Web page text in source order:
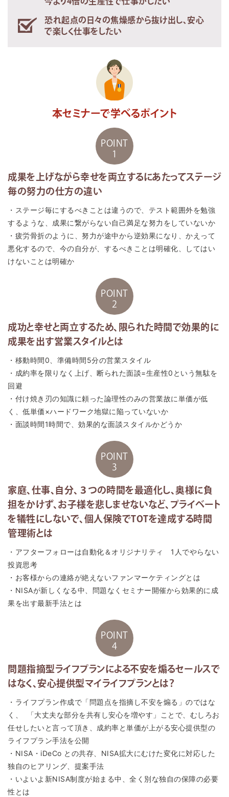
恐れ起点の日々の焦燥感から抜け出し、安心
で楽しく仕事をしたい
本セミナーで学べるポイント
POINT
1
成果を上げながら幸せを両立するにあたってステージ
毎の努力の仕方の違い
・ステージ毎にするべきことは違うので、テスト範囲外を勉強
するような、成果に繋がらない自己満足な努力をしていないか
・疲労骨折のように、努力が途中から逆効果になり、かえって
悪化するので、今の自分が、するべきことは明確化、してはい
けないことは明確か
POINT
2
成功と幸せと両立するため、限られた時間で効果的に
成果を出す営業スタイルとは
・移動時間0、準備時間5分の営業スタイル
・成約率を限りなく上げ、断られた面談=生産性0という無駄を
回避
・付け焼き刃の知識に頼った論理性のみの営業故に単価が低
く、低単価×ハードワーク地獄に陥っていないか
・面談時間1時間で、効果的な面談スタイルかどうか
POINT
3
家庭、仕事、自分、３つの時間を最適化し、奥様に負
担をかけず、お子様を悲しませないなど、プライベート
を犠牲にしないで、個人保険でTOTを達成する時間
管理術とは
・アフターフォローは自動化＆オリジナリティ 1人でやらない
投資思考
・お客様からの連絡が絶えないファンマーケティングとは
・NISAが新しくなる中、問題なくセミナー開催から効果的に成
果を出す最新手法とは
POINT
4
問題指摘型ライフプランによる不安を煽るセールスで
はなく、安心提供型マイライフプランとは？
・ライフプラン作成で「問題点を指摘し不安を煽る」のではな
く、 「大丈夫な部分を共有し安心を増やす」ことで、むしろお
任せしたいと言って頂き、成約率と単価が上がる安心提供型の
ライフプラン手法を公開
・NISA・iDeCo との共存、NISA拡大にむけた変化に対応した
独自のヒアリング、提案手法
・いよいよ新NISA制度が始まる中、全く別な独自の保障の必要
性とは